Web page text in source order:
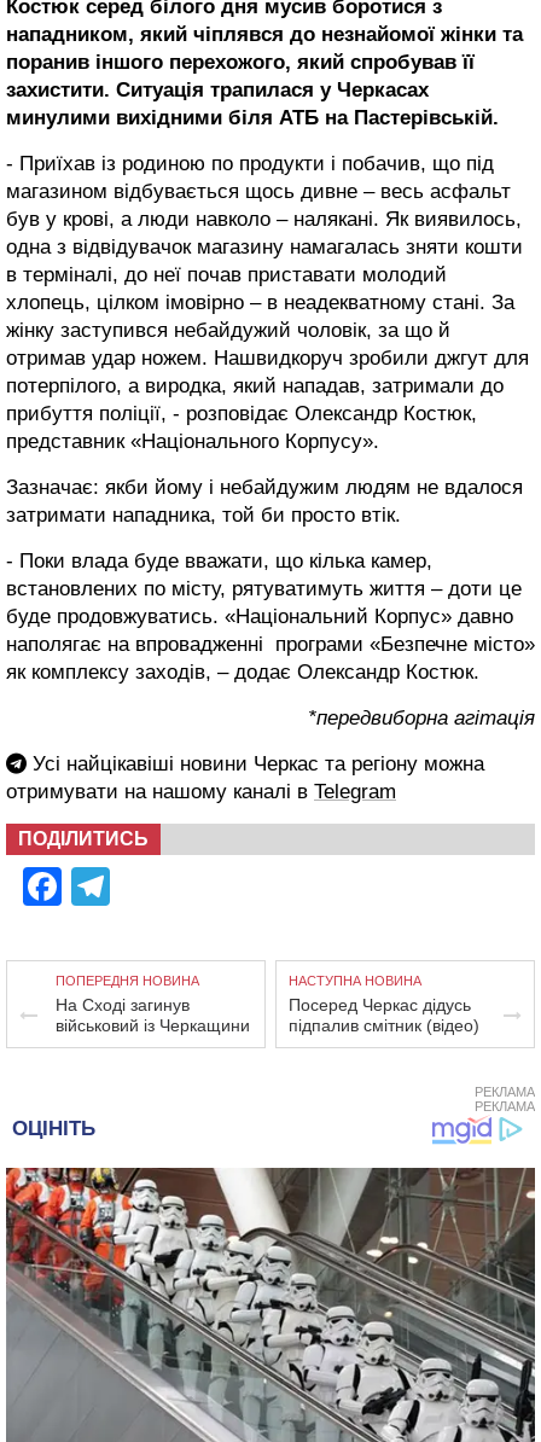
Костюк серед білого дня мусив боротися з
нападником, який чіплявся до незнайомої жінки та
поранив іншого перехожого, який спробував її
захистити. Ситуація трапилася у Черкасах
минулими вихідними біля АТБ на Пастерівській.
- Приїхав із родиною по продукти і побачив, що під
магазином відбувається щось дивне – весь асфальт
був у крові, а люди навколо – налякані. Як виявилось,
одна з відвідувачок магазину намагалась зняти кошти
в терміналі, до неї почав приставати молодий
хлопець, цілком імовірно – в неадекватному стані. За
жінку заступився небайдужий чоловік, за що й
отримав удар ножем. Нашвидкоруч зробили джгут для
потерпілого, а виродка, який нападав, затримали до
прибуття поліції, - розповідає Олександр Костюк,
представник «Національного Корпусу».
Зазначає: якби йому і небайдужим людям не вдалося
затримати нападника, той би просто втік.
- Поки влада буде вважати, що кілька камер,
встановлених по місту, рятуватимуть життя – доти це
буде продовжуватись. «Національний Корпус» давно
наполягає на впровадженні програми «Безпечне місто»
як комплексу заходів, – додає Олександр Костюк.
*передвиборна агітація
Усі найцікавіші новини Черкас та регіону можна
отримувати на нашому каналі в Telegram
ПОДІЛИТИСЬ
Facebook
ПОПЕРЕДНЯ НОВИНА
На Сході загинув
військовий із Черкащини
НАСТУПНА НОВИНА
Посеред Черкас дідусь
підпалив смітник (відео)
РЕКЛАМА
РЕКЛАМА